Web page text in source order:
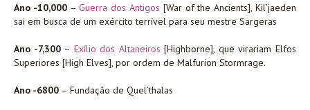
Ano -10,000–Guerra dos Antigos [War of the Ancients], Kil’jaeden
sai em busca de um exército terrível para seu mestre Sargeras
Ano -7,300– Exílio dos Altaneiros [Highborne], que virariam Elfos
Superiores [High Elves], por ordem de Malfurion Stormrage.
Ano -6800 – Fundação de Quel’thalas